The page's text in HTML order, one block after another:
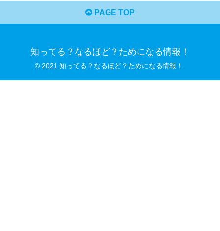
PAGE TOP
知ってる？なるほど？ためになる情報！
© 2021 知ってる？なるほど？ためになる情報！.